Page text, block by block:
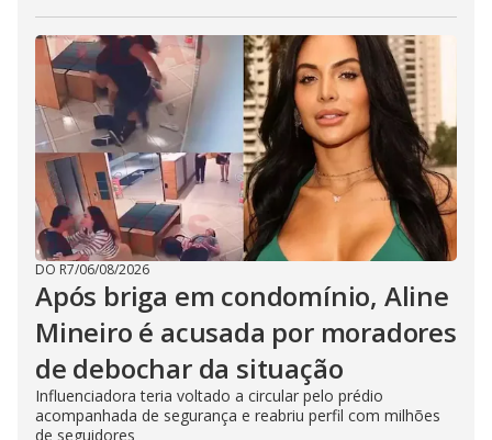
DO R7/06/08/2026
Após briga em condomínio, Aline
Mineiro é acusada por moradores
de debochar da situação
Influenciadora teria voltado a circular pelo prédio
acompanhada de segurança e reabriu perfil com milhões
de seguidores